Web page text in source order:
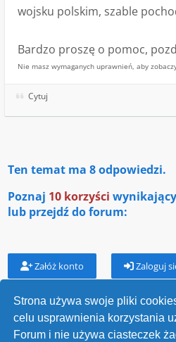
Strona używa swoje pliki
celu usprawnienia korzystania
Forum i nie używa ciasteczek
wojsku polskim, szable
Bardzo proszę o pomoc,
Nie masz wymaganych uprawnień, aby
Cytuj
Ten temat ma 8odpowiedzi.
Poznaj 10 korzyści
lub przejdź do forum:
Załóż konto Zaloguj
Wróć do „Losy przodków”